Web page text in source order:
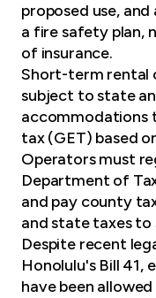
proposed use,
a fire safety plan,
of insurance.
Short-term rental
subject to state
accommodations
tax (GET) based
Operators must
Department of
and pay county
and state taxes
Despite recent
Honolulu's Bill 41,
have been